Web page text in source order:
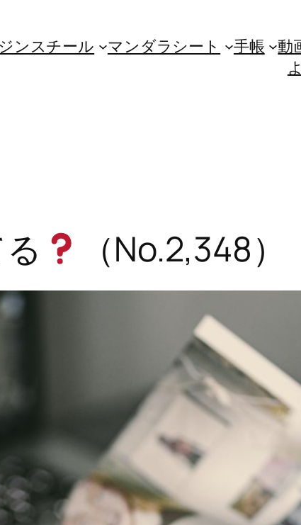
ンスチール マンダラシート 手帳 動
（No.2,348）